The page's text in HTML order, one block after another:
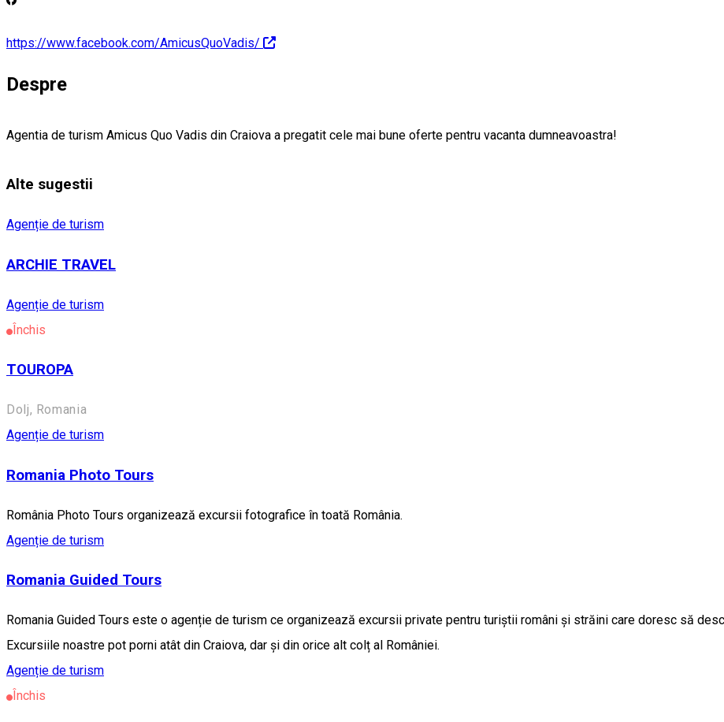
https://www.facebook.com/AmicusQuoVadis/
Despre
Agentia de turism Amicus Quo Vadis din Craiova a pregatit cele mai bune oferte pentru vacanta dumneavoastra!
Alte sugestii
Agenție de turism
ARCHIE TRAVEL
Agenție de turism
Închis
TOUROPA
Dolj, Romania
Agenție de turism
Romania Photo Tours
România Photo Tours organizează excursii fotografice în toată România.
Agenție de turism
Romania Guided Tours
Romania Guided Tours este o agenție de turism ce organizează excursii private pentru turiștii români și străini care doresc să
Excursiile noastre pot porni atât din Craiova, dar și din orice alt colț al României.
Agenție de turism
Închis